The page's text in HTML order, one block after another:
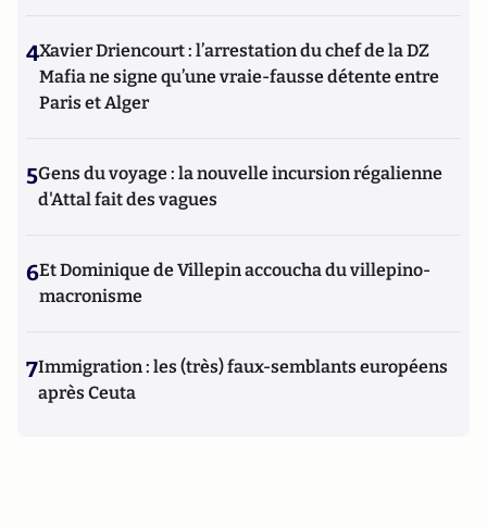
4Xavier Driencourt : l’arrestation du chef de la DZ
Mafia ne signe qu’une vraie-fausse détente entre
Paris et Alger
5Gens du voyage : la nouvelle incursion régalienne
d'Attal fait des vagues
6Et Dominique de Villepin accoucha du villepino-
macronisme
7Immigration : les (très) faux-semblants européens
après Ceuta